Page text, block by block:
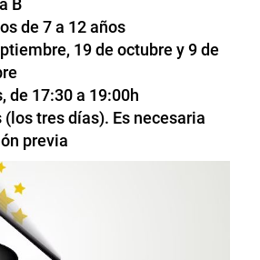
B
de 7 a 12 años
19 de octubre y 9 de
de 17:30 a 19:00h
(los tres días). Es necesaria
previa